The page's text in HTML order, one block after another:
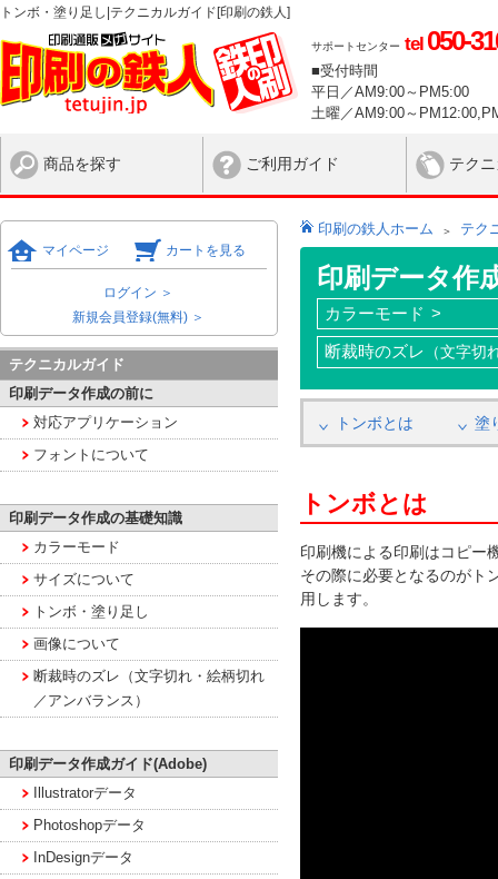
トンボ・塗り足し|テクニカルガイド[印刷の鉄人]
サポートセンター tel 050-
■受付時間
平日／AM9:00～PM5:00
土曜／AM9:00～
商品を探す ご利用ガイド テク
マイページ カートを見る
ログイン ＞
新規会員登録(無料) ＞
テクニカルガイド
印刷データ作成の前に
対応アプリケーション
フォントについて
印刷データ作成の基礎知識
カラーモード
サイズについて
トンボ・塗り足し
画像について
断裁時のズレ（文字切れ・絵柄切れ
／アンバランス）
印刷データ作成ガイド(Adobe)
Illustratorデータ
Photoshopデータ
InDesignデータ
印刷の鉄人ホーム テク
印刷データ作
カラーモード
断裁時のズレ （文字切
トンボとは 塗
トンボとは
印刷機による印刷はコピー
その際に必要となるのがト
用します。